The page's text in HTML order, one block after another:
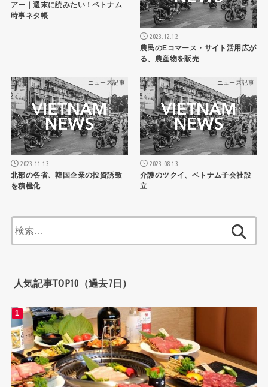
アー｜週末に読みたい！ベトナム
時事ネタ帳
2023.12.12
農民のEコマース・サイト活用広が
る、農産物を販売
ニュース記事
2023.11.13
北部の各省、韓国企業の投資誘致
を積極化
ニュース記事
2023.08.13
介護のツクイ、ベトナム子会社設
立
索:
人気記事TOP10（過去7日）